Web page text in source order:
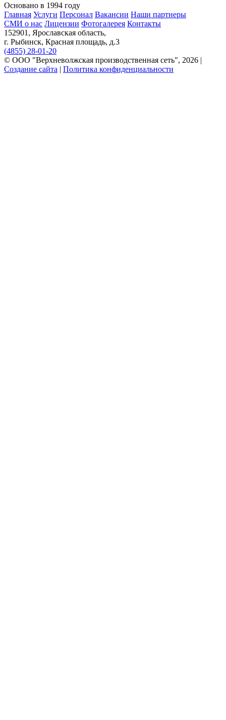
Основано в 1994 году
Главная Услуги Персонал Вакансии Наши партнеры
СМИ о нас Лицензии Фотогалерея Контакты
152901, Ярославская область,
г. Рыбинск, Красная площадь, д.3
(4855) 28-01-20
© ООО "Верхневолжская производственная сеть", 2026 |
Создание сайта | Политика конфиденциальности